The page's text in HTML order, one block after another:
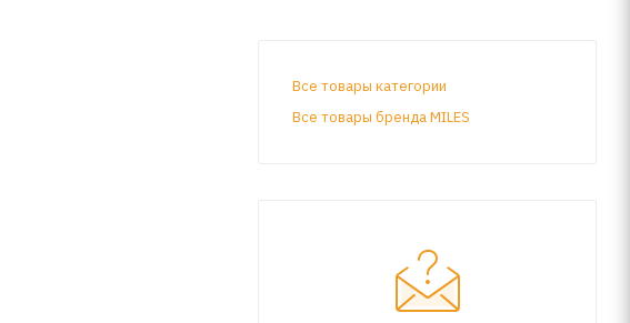
Все товары категории
Все товары бренда MILES